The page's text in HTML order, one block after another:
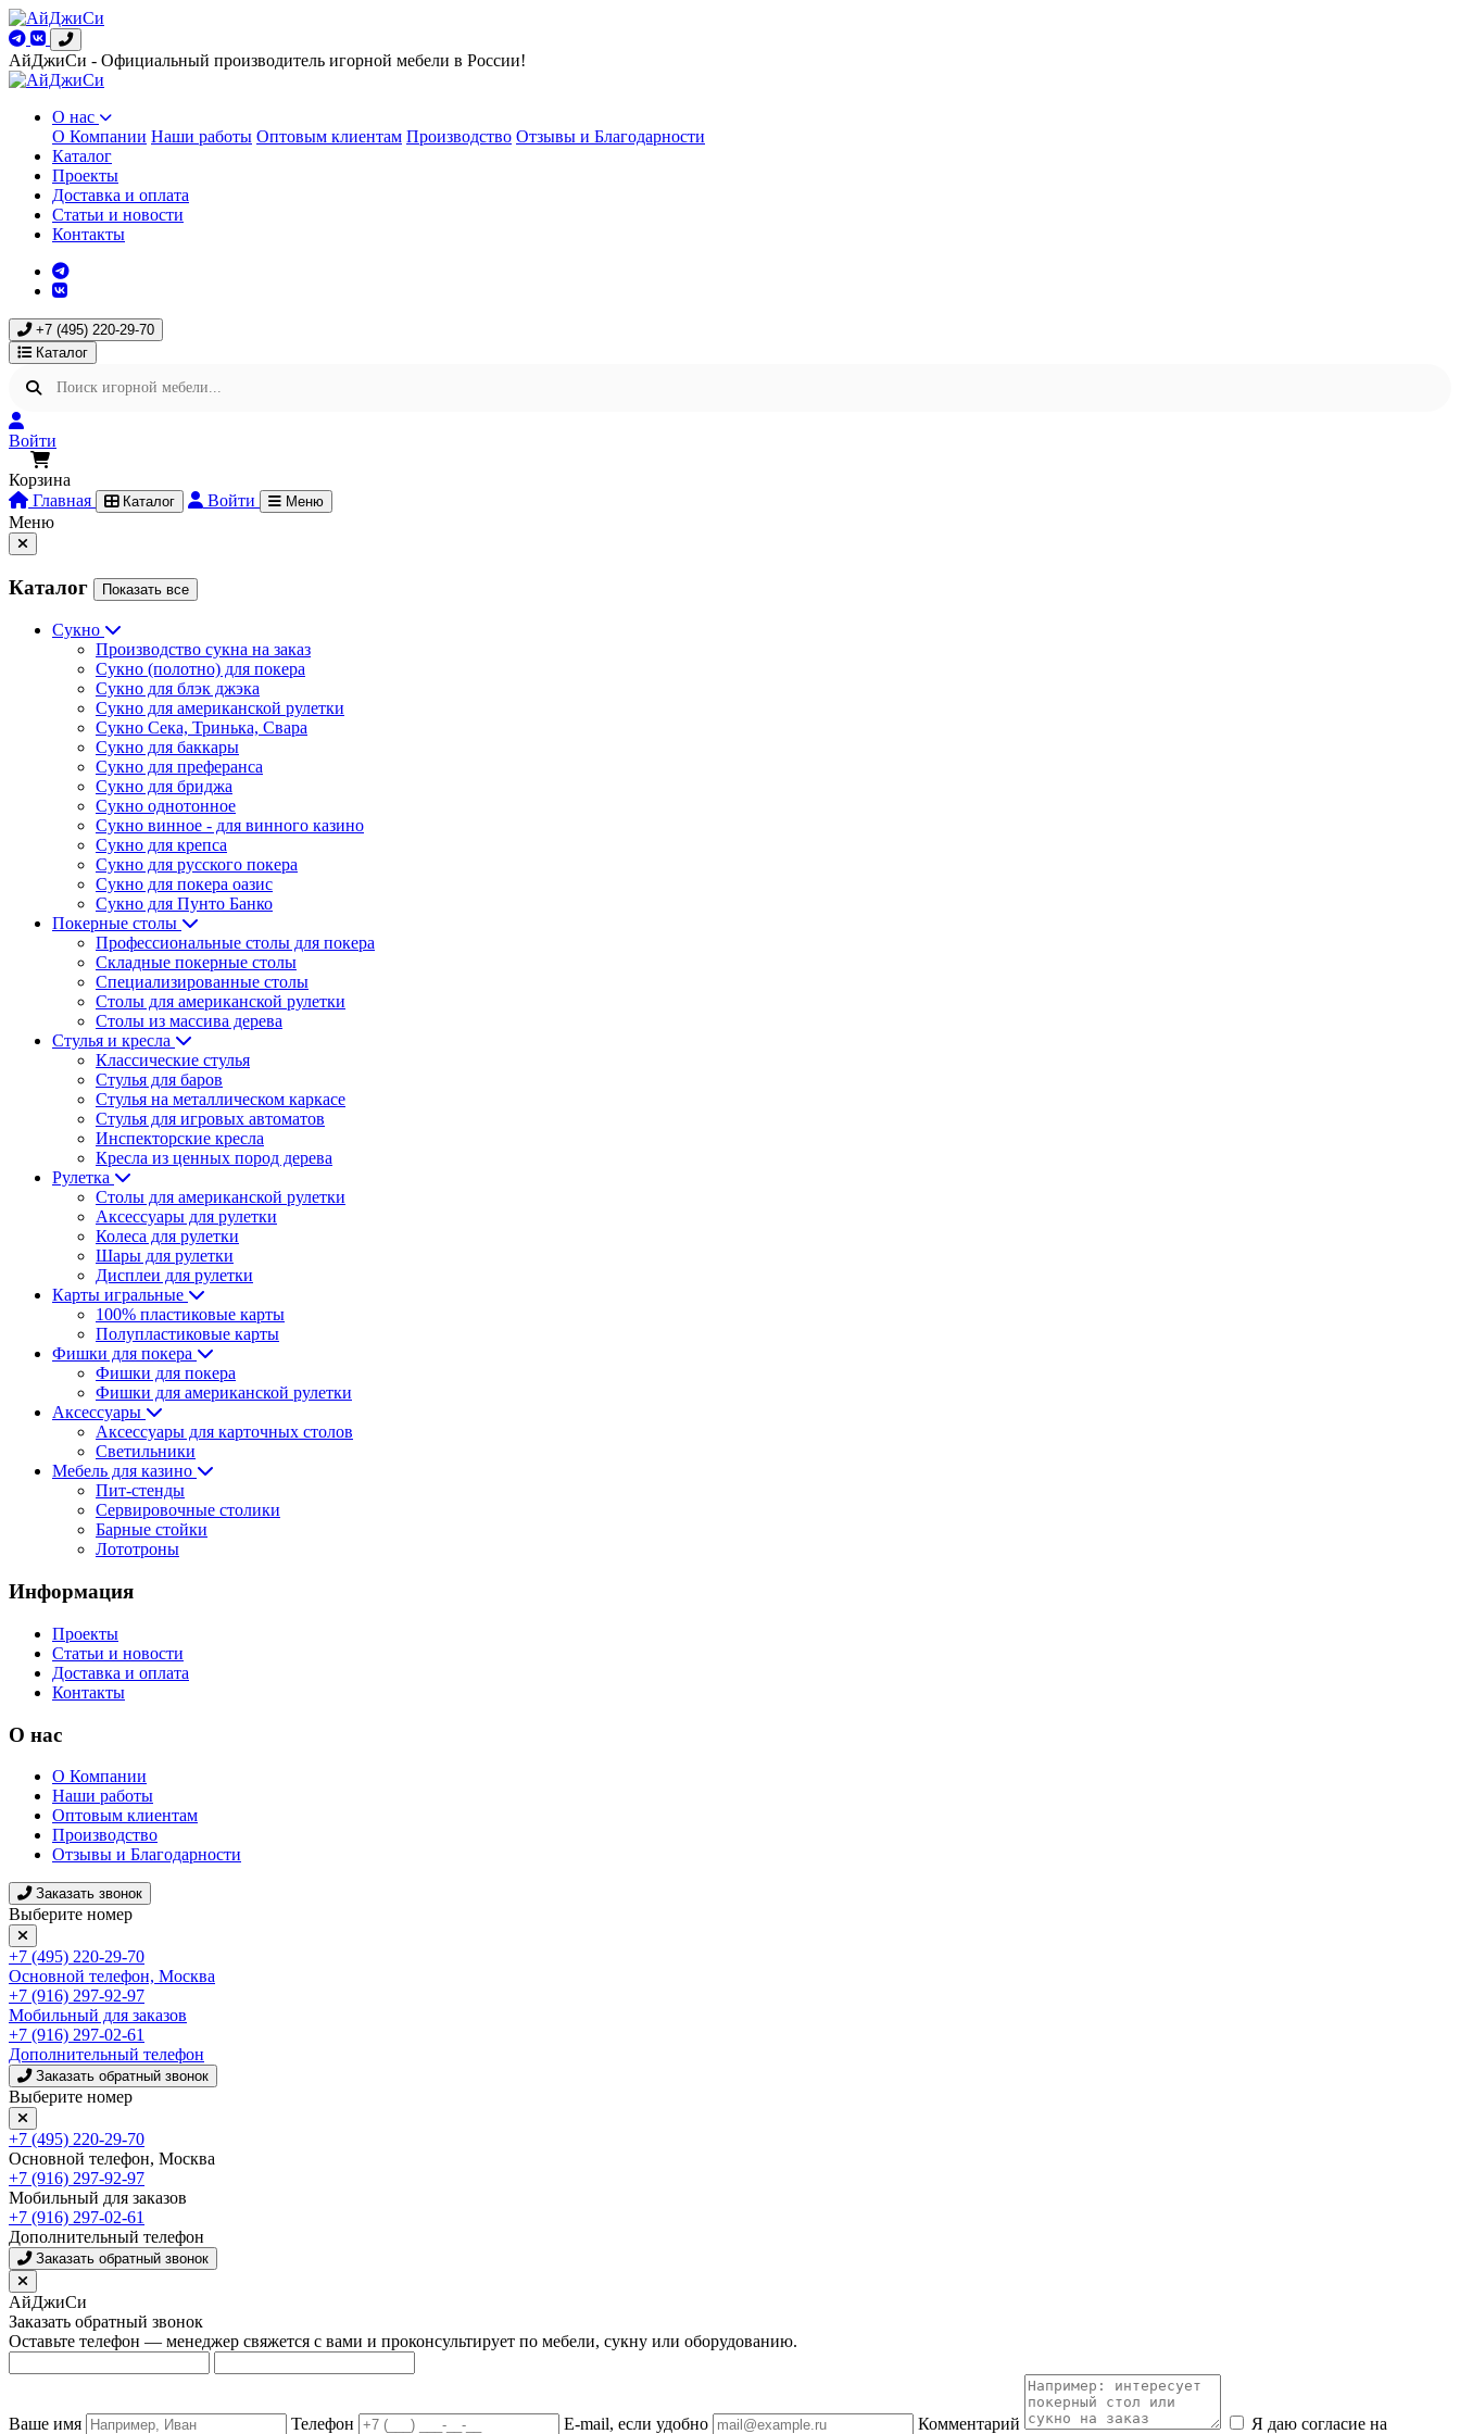
АйДжиСи - Официальный производитель игорной мебели в России!
О нас
О Компании Наши работы Оптовым клиентам Производство Отзывы и Благодарности
Каталог
Проекты
Доставка и оплата
Статьи и новости
Контакты
+7 (495) 220-29-70
Каталог
Войти
Корзина
Главная
Каталог Войти Меню
Меню
Каталог Показать все
Сукно
Производство сукна на заказ
Сукно (полотно) для покера
Сукно для блэк джэка
Сукно для американской рулетки
Сукно Сека, Тринька, Свара
Сукно для баккары
Сукно для преферанса
Сукно для бриджа
Сукно однотонное
Сукно винное - для винного казино
Сукно для крепса
Сукно для русского покера
Сукно для покера оазис
Сукно для Пунто Банко
Покерные столы
Профессиональные столы для покера
Складные покерные столы
Специализированные столы
Столы для американской рулетки
Столы из массива дерева
Стулья и кресла
Классические стулья
Стулья для баров
Стулья на металлическом каркасе
Стулья для игровых автоматов
Инспекторские кресла
Кресла из ценных пород дерева
Рулетка
Столы для американской рулетки
Аксессуары для рулетки
Колеса для рулетки
Шары для рулетки
Дисплеи для рулетки
Карты игральные
100% пластиковые карты
Полупластиковые карты
Фишки для покера
Фишки для покера
Фишки для американской рулетки
Аксессуары
Аксессуары для карточных столов
Светильники
Мебель для казино
Пит-стенды
Сервировочные столики
Барные стойки
Лототроны
Информация
Проекты
Статьи и новости
Доставка и оплата
Контакты
О нас
О Компании
Наши работы
Оптовым клиентам
Производство
Отзывы и Благодарности
Заказать звонок
Выберите номер
+7 (495) 220-29-70
Основной телефон, Москва
+7 (916) 297-92-97
Мобильный для заказов
+7 (916) 297-02-61
Дополнительный телефон
Заказать обратный звонок
Выберите номер
+7 (495) 220-29-70
Основной телефон, Москва
+7 (916) 297-92-97
Мобильный для заказов
+7 (916) 297-02-61
Дополнительный телефон
Заказать обратный звонок
АйДжиСи
Заказать обратный звонок
Оставьте телефон — менеджер свяжется с вами и проконсультирует по мебели, сукну или оборудованию.
Ваше имя Телефон E-mail, если удобно Комментарий
Я даю согласие на